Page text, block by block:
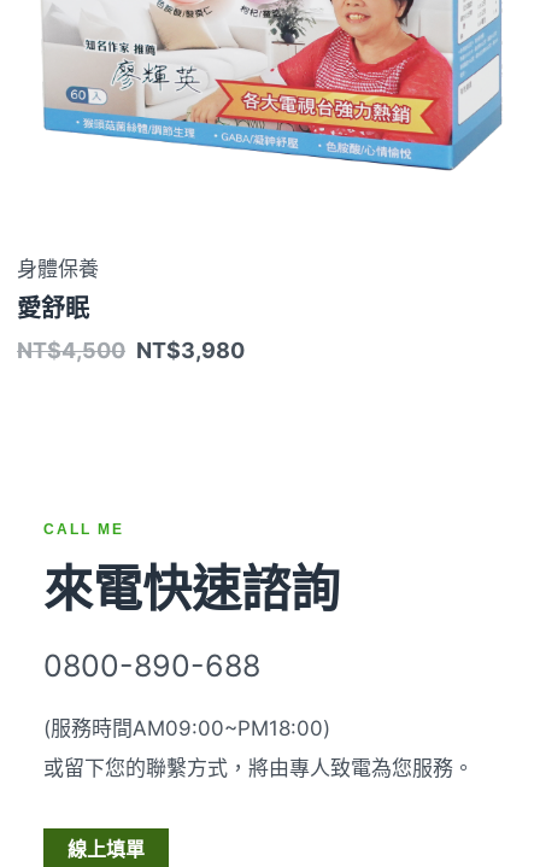
身體保養
愛舒眠
NT$4,500 NT$3,980
CALL ME
來電快速諮詢
0800-890-688
(服務時間AM09:00~PM18:00)
或留下您的聯繫方式，將由專人致電為您服務。
線上填單